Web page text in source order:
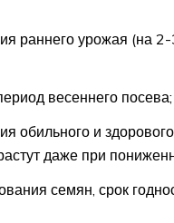
раннего урожая (на
весеннего посева;
обильного и
даже при
семян, срок